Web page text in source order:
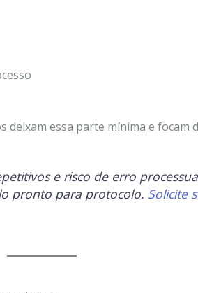
deixam essa parte mínima e focam
e risco de erro
pronto para protocolo. Solicite